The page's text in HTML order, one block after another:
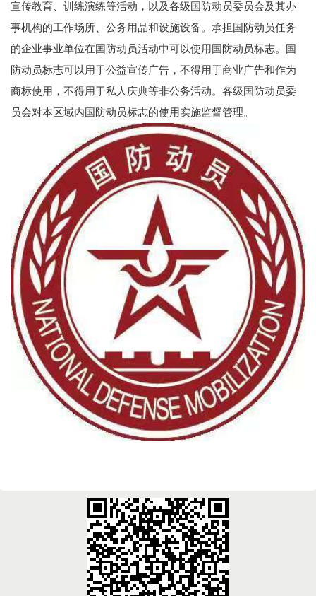
宣传教育、训练演练等活动，以及各级国防动员委员会及其办
事机构的工作场所、公务用品和设施设备。承担国防动员任务
的企业事业单位在国防动员活动中可以使用国防动员标志。国
防动员标志可以用于公益宣传广告，不得用于商业广告和作为
商标使用，不得用于私人庆典等非公务活动。各级国防动员委
员会对本区域内国防动员标志的使用实施监督管理。